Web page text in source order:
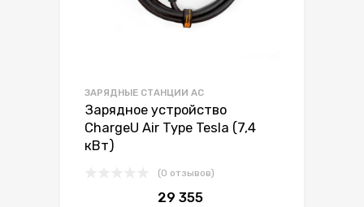
ЗАРЯДНЫЕ СТАНЦИИ AC
Зарядное устройство
ChargeU Air Type Tesla (7,4
кВт)
(0 отзывов)
29 355